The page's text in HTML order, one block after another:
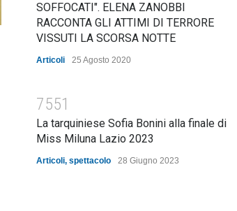
SOFFOCATI". ELENA ZANOBBI
RACCONTA GLI ATTIMI DI TERRORE
VISSUTI LA SCORSA NOTTE
Articoli 25 Agosto 2020
7551
La tarquiniese Sofia Bonini alla finale di
Miss Miluna Lazio 2023
Articoli, spettacolo 28 Giugno 2023